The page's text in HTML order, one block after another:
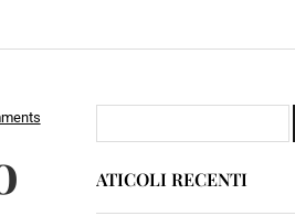
ATICOLI RECENTI